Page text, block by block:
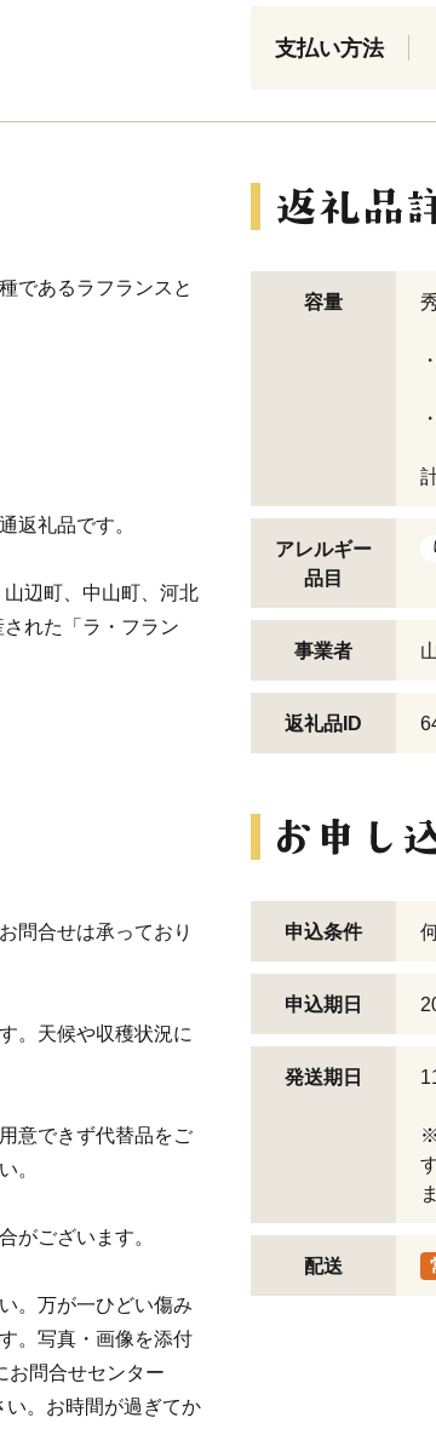
支払い方法
であるラフランスと
返礼品です。
辺町、中山町、河北
れた「ラ・フラン
問合せは承っており
。天候や収穫状況に
意できず代替品をご
。
がございます。
。万が一ひどい傷み
。写真・画像を添付
お問合せセンター
い。お時間が過ぎてか
容量
アレルギー
品目
事業者
返礼品ID
申込条件
申込期日
発送期日
配送